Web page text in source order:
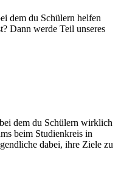
dem du Schülern helfen
Dann werde Teil unseres
dem du Schülern wirklich
beim Studienkreis in
dabei, ihre Ziele zu